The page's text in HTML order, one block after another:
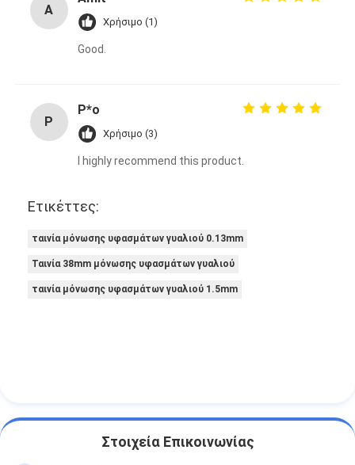
A
Χρήσιμο (1)
Good.
P
P*o
Χρήσιμο (3)
I highly recommend this product.
Ετικέττες:
ταινία μόνωσης υφασμάτων γυαλιού 0.13mm
Ταινία 38mm μόνωσης υφασμάτων γυαλιού
ταινία μόνωσης υφασμάτων γυαλιού 1.5mm
Στοιχεία Επικοινωνίας